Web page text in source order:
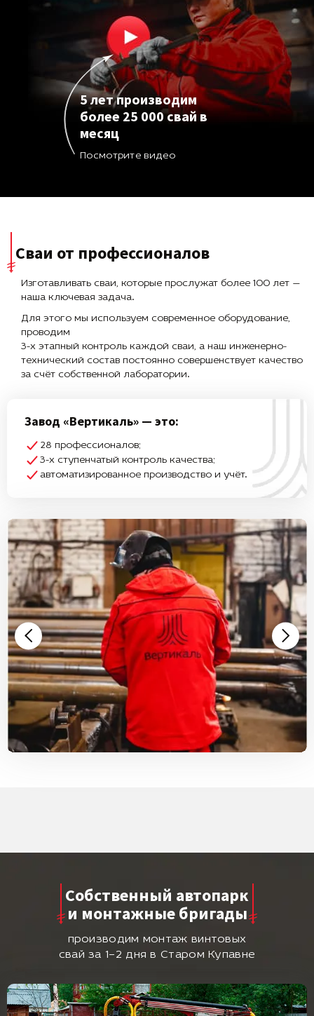
5 лет производим
более 25 000 свай в
месяц
Посмотрите видео
Сваи от профессионалов
Изготавливать сваи, которые прослужат более 100 лет —
наша ключевая задача.
Для этого мы используем современное оборудование,
проводим
3-х этапный контроль каждой сваи, а наш инженерно-
технический состав постоянно совершенствует качество
за счёт собственной лаборатории.
Завод «Вертикаль» — это:
28 профессионалов;
3-х ступенчатый контроль качества;
автоматизированное производство и учёт.
Собственный автопарк
и монтажные бригады
производим монтаж винтовых
свай за 1–2 дня в Старом Купавне